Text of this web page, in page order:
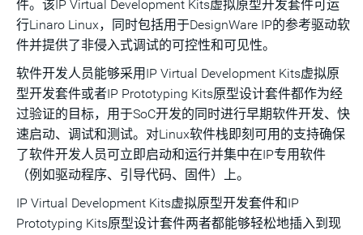
件。该IP Virtual Development Kits虚拟原型开发套件可运
行Linaro Linux，同时包括用于DesignWare IP的参考驱动软
件并提供了非侵入式调试的可控性和可见性。
软件开发人员能够采用IP Virtual Development Kits虚拟原
型开发套件或者IP Prototyping Kits原型设计套件都作为经
过验证的目标，用于SoC开发的同时进行早期软件开发、快
速启动、调试和测试。对Linux软件栈即刻可用的支持确保
了软件开发人员可立即启动和运行并集中在IP专用软件
（例如驱动程序、引导代码、固件）上。
IP Virtual Development Kits虚拟原型开发套件和IP
Prototyping Kits原型设计套件两者都能够轻松地插入到现